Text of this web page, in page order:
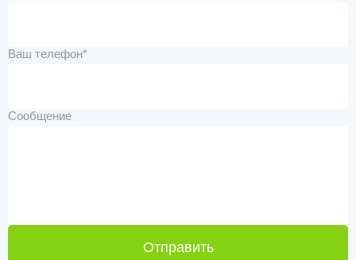
Ваш телефон*
Сообщение
Отправить